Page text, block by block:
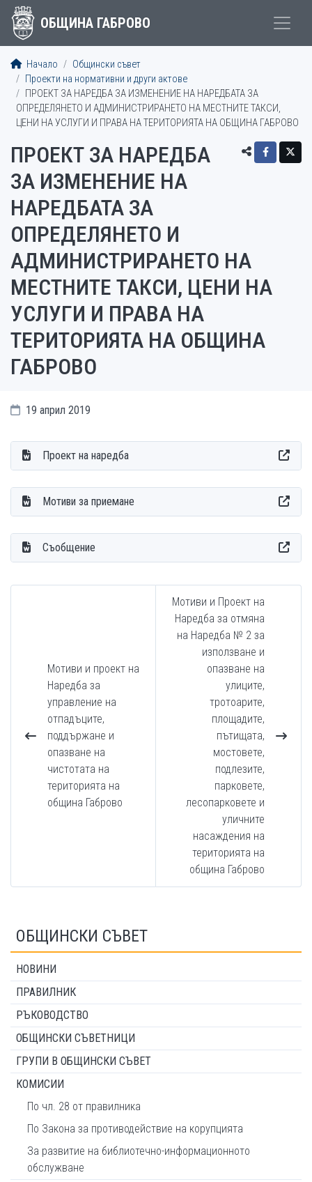
ОБЩИНА ГАБРОВО
Начало
Общински съвет
Проекти на нормативни и други актове
ПРОЕКТ ЗА НАРЕДБА ЗА ИЗМЕНЕНИЕ НА НАРЕДБАТА ЗА
ОПРЕДЕЛЯНЕТО И АДМИНИСТРИРАНЕТО НА МЕСТНИТЕ ТАКСИ,
ЦЕНИ НА УСЛУГИ И ПРАВА НА ТЕРИТОРИЯТА НА ОБЩИНА ГАБРОВО
ПРОЕКТ ЗА НАРЕДБА
ЗА ИЗМЕНЕНИЕ НА
НАРЕДБАТА ЗА
ОПРЕДЕЛЯНЕТО И
АДМИНИСТРИРАНЕТО НА
МЕСТНИТЕ ТАКСИ, ЦЕНИ НА
УСЛУГИ И ПРАВА НА
ТЕРИТОРИЯТА НА ОБЩИНА
ГАБРОВО
19 април 2019
Проект на наредба
Мотиви за приемане
Съобщение
Мотиви и проект на
Наредба за
управление на
отпадъците,
поддържане и
опазване на
чистотата на
територията на
община Габрово
Мотиви и Проект на
Наредба за отмяна
на Наредба № 2 за
използване и
опазване на
улиците,
тротоарите,
площадите,
пътищата,
мостовете,
подлезите,
парковете,
лесопарковете и
уличните
насаждения на
територията на
община Габрово
ОБЩИНСКИ СЪВЕТ
НОВИНИ
ПРАВИЛНИК
РЪКОВОДСТВО
ОБЩИНСКИ СЪВЕТНИЦИ
ГРУПИ В ОБЩИНСКИ СЪВЕТ
КОМИСИИ
По чл. 28 от правилника
По Закона за противодействие на корупцията
За развитие на библиотечно-информационното
обслужване